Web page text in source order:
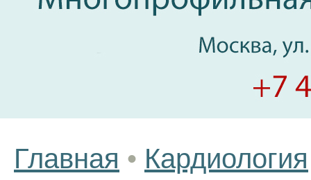
Главная • Кардиология